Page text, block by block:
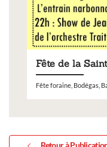
Fête de la
Fête foraine, Bodégas,
Retour à